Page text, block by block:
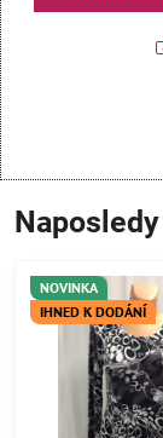
NOVINKA
IHNED K DODÁNÍ